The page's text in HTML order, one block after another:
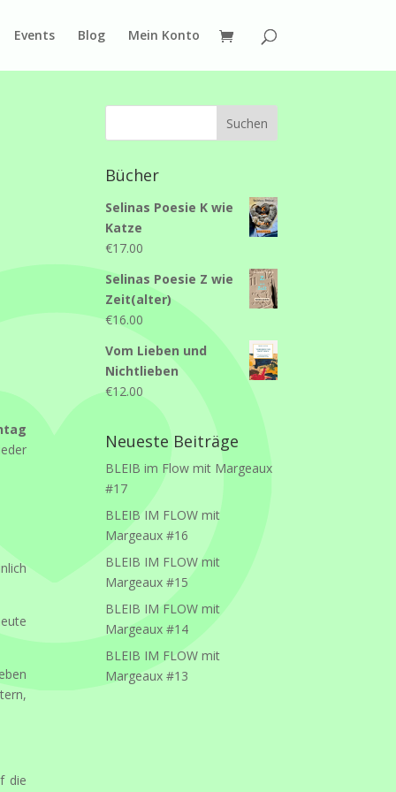
Events Blog Mein Konto
die
Bücher
Selinas Poesie K wie
Katze
€17.00
Selinas Poesie Z wie
Zeit(alter)
€16.00
Vom Lieben und
Nichtlieben
€12.00
Neueste Beiträge
BLEIB im Flow mit Margeaux
#17
BLEIB IM FLOW mit
Margeaux #16
BLEIB IM FLOW mit
Margeaux #15
BLEIB IM FLOW mit
Margeaux #14
BLEIB IM FLOW mit
Margeaux #13